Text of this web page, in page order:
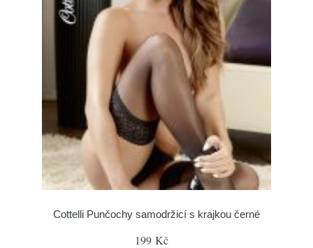
Cottelli Punčochy samodržicí s krajkou černé
199 Kč